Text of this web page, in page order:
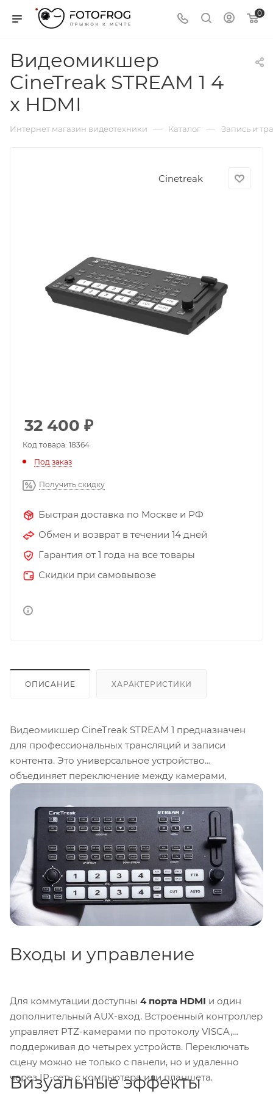
0
Видеомикшер
CineTreak STREAM 1 4
x HDMI
Интернет магазин видеотехники — Каталог — Запись и
Cinetreak
32 400 ₽
Код товара: 18364
Под заказ
Получить скидку
Быстрая доставка по Москве и РФ
Обмен и возврат в течении 14 дней
Гарантия от 1 года на все товары
Скидки при самовывозе
ОПИСАНИЕ ХАРАКТЕРИСТИКИ
Видеомикшер CineTreak STREAM 1 предназначен
для профессиональных трансляций и записи
контента. Это универсальное устройство
объединяет переключение между камерами,
кодирование и стриминг в одном корпусе. Модель
поддерживает работу с5 видеосигналами
одновременно и предлагает гибкие настройки для
сценариев любой сложности.
Входы и управление
Для коммутации доступны 4 порта HDMI и один
дополнительный AUX-вход. Встроенный контроллер
управляет PTZ-камерами по протоколу VISCA,
поддерживая до четырех устройств. Переключать
сцену можно не только с панели, но и удаленно
через IP-сеть с компьютера или планшета.
Визуальные эффекты